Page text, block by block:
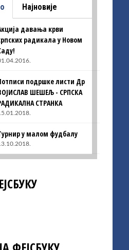
Најновије
давања крви
радикала у Новом
подршке листи Др
ШЕШЕЉ - СРПСКА
СТРАНКА
у малом фудбалу